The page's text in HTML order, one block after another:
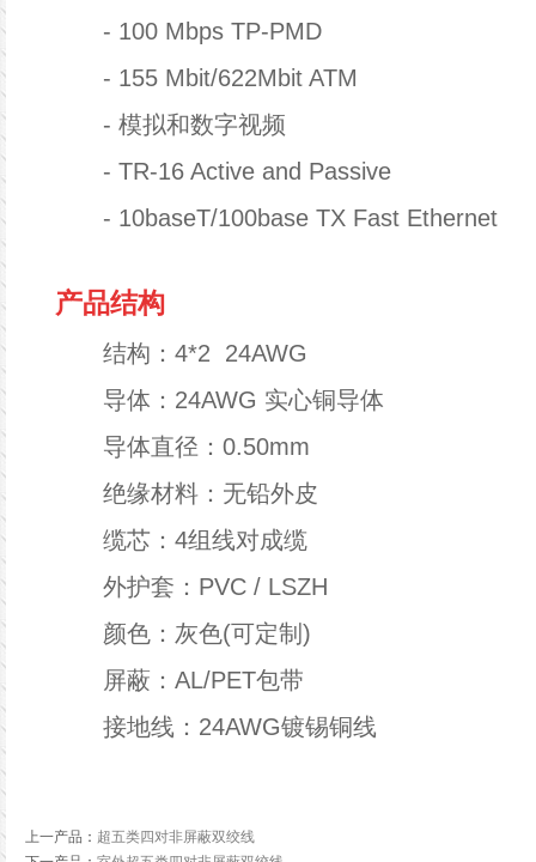
- 100 Mbps TP-PMD
- 155 Mbit/622Mbit ATM
- 模拟和数字视频
- TR-16 Active and Passive
- 10baseT/100base TX Fast Ethernet
产品结构
结构： 4*2 24AWG
导体： 24AWG 实心铜导体
导体直径： 0.50mm
绝缘材料： 无铅外皮
缆芯： 4组线对成缆
外护套： PVC / LSZH
颜色： 灰色(可定制)
屏蔽： AL/PET包带
接地线： 24AWG镀锡铜线
上一产品 ： 超五类四对非屏蔽双绞线